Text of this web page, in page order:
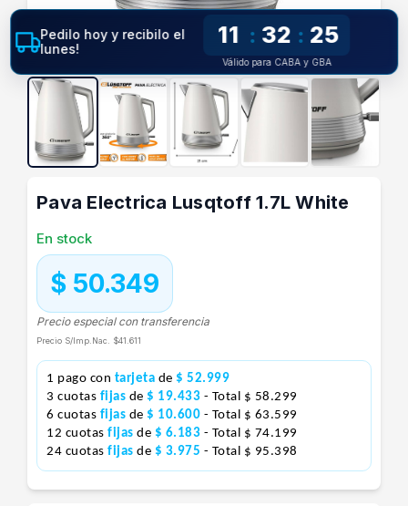
Pava Electrica Lusqtoff 1.7L White
En stock
$ 50.349
Precio especial con transferencia
Precio S/Imp.Nac. $41.611
1 pago con tarjeta de $ 52.999
3 cuotas fijas de $ 19.433 - Total $ 58.299
6 cuotas fijas de $ 10.600 - Total $ 63.599
12 cuotas fijas de $ 6.183 - Total $ 74.199
24 cuotas fijas de $ 3.975 - Total $ 95.398
Pedilo hoy y recibilo el
lunes!
11 : 32 : 24
Válido para CABA y GBA